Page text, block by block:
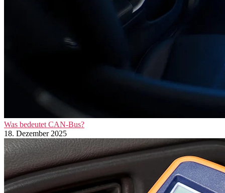
Was bedeutet CAN-Bus?
18. Dezember 2025